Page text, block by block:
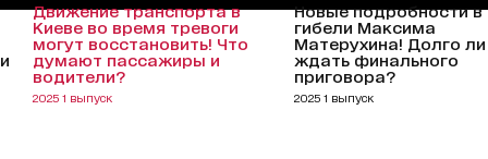
Движение транспорта в
Киеве во время тревоги
могут восстановить! Что
думают пассажиры и
водители?
2025 1 выпуск
Новые подробности в
гибели Максима
Матерухина! Долго ли
ждать финального
приговора?
2025 1 выпуск